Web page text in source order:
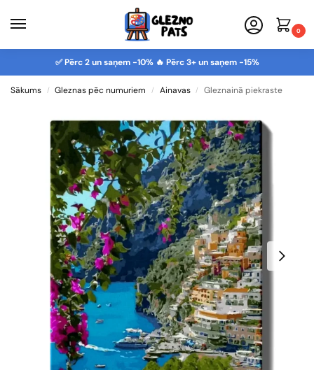
0
✅ Pērc 2 un saņem -10% 🔥 Pērc 3+ un saņem -15%
Sākums / Gleznas pēc numuriem / Ainavas / Gleznainā piekraste